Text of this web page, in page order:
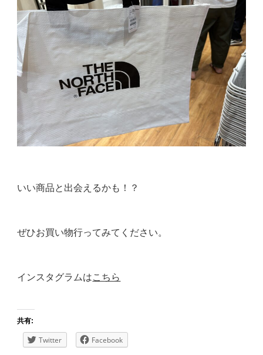
いい商品と出会えるかも！？
ぜひお買い物行ってみてください。
インスタグラムはこちら
共有:
Twitter Facebook